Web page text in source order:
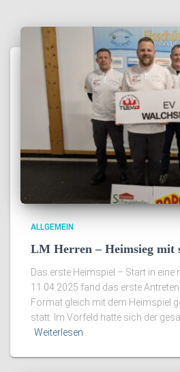
ALLGEMEIN
LM Herren – Heimsieg mit
Das erste Heimspiel – Start in eine
11.04.2025 fand das erste
Format gleich mit dem Heimspiel
statt. Im Vorfeld hatte sich der
Weiterlesen